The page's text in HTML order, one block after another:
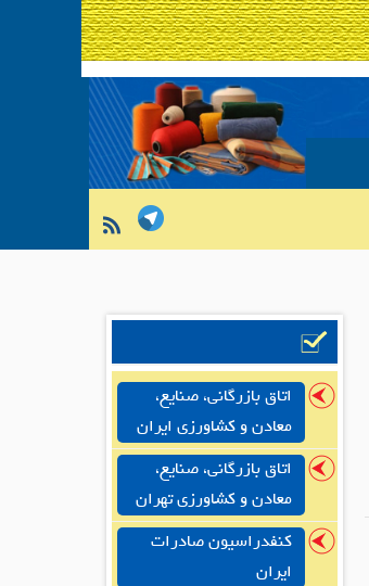
اتاق بازرگانی، صنایع،
معادن و کشاورزی ایران
اتاق بازرگانی، صنایع،
معادن و کشاورزی تهران
کنفدراسیون صادرات
ایران